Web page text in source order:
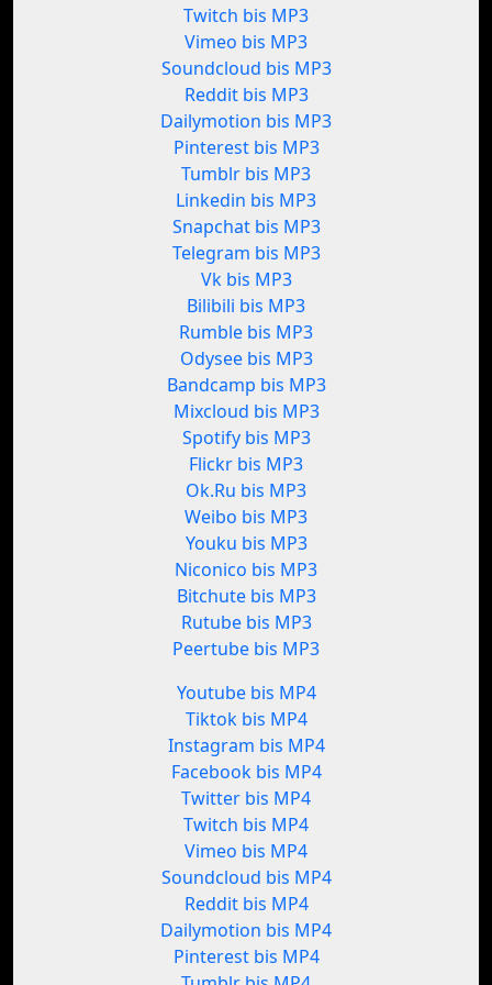
Twitch bis MP3
Vimeo bis MP3
Soundcloud bis MP3
Reddit bis MP3
Dailymotion bis MP3
Pinterest bis MP3
Tumblr bis MP3
Linkedin bis MP3
Snapchat bis MP3
Telegram bis MP3
Vk bis MP3
Bilibili bis MP3
Rumble bis MP3
Odysee bis MP3
Bandcamp bis MP3
Mixcloud bis MP3
Spotify bis MP3
Flickr bis MP3
Ok.Ru bis MP3
Weibo bis MP3
Youku bis MP3
Niconico bis MP3
Bitchute bis MP3
Rutube bis MP3
Peertube bis MP3
Youtube bis MP4
Tiktok bis MP4
Instagram bis MP4
Facebook bis MP4
Twitter bis MP4
Twitch bis MP4
Vimeo bis MP4
Soundcloud bis MP4
Reddit bis MP4
Dailymotion bis MP4
Pinterest bis MP4